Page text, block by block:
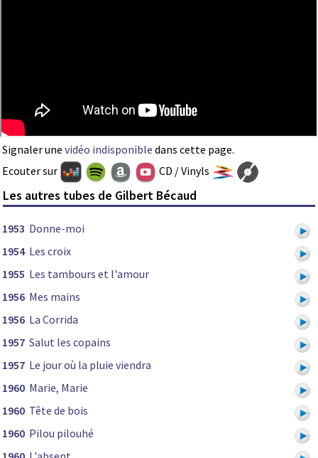
Signaler une vidéo indisponible dans cette page.
Ecouter sur
CD / Vinyls
Les autres tubes de Gilbert Bécaud
1953 Donne-moi
1954 Les croix
1955 Les tambours et l'amour
1956 Mes mains
1956 La Corrida
1957 Salut les copains
1957 Le jour où la pluie viendra
1960 Marie, Marie
1960 Tête de bois
1960 Pilou pilouhé